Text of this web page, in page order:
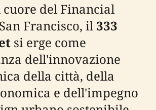
cuore del Financial
Francisco, il333
si erge come
dell'innovazione
della città, della
e dell'impegno